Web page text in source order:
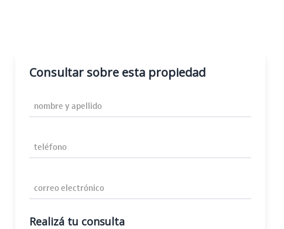
Consultar sobre esta propiedad
Realizá tu consulta